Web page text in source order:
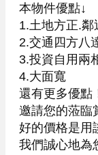
本物件優點↓
1.土地方正.鄰
2.交通四方八
3.投資自用兩
4.大面寬
還有更多優點
邀請您的蒞臨
好的價格是用